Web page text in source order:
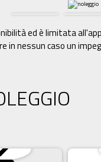
ed è limitata
in nessun caso un